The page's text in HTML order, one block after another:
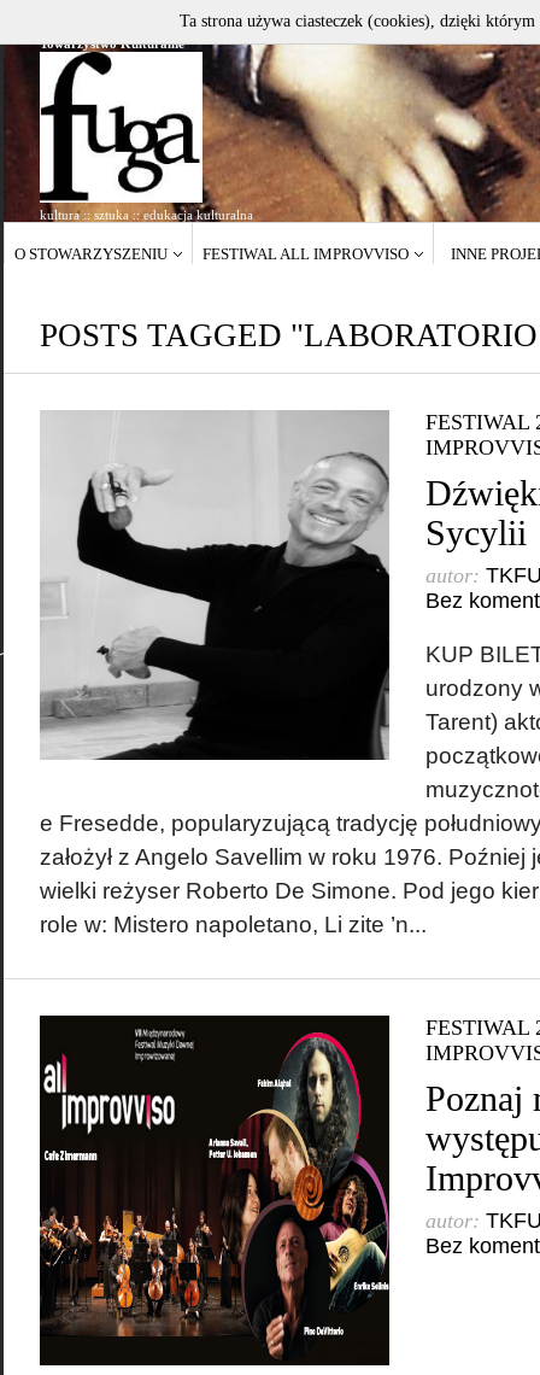
Towarzystwo Kulturalne
kultura :: sztuka :: edukacja kulturalna
O STOWARZYSZENIU FESTIWAL ALL IMPROVVISO INNE
POSTS TAGGED "LABORATORIO
FESTIWAL
Sycylii
autor:
Bez
KUP
urodzony
Tarent)
e Fresedde, popularyzującą tradycję
założył z Angelo Savellim w roku 1976. Poźniej
wielki reżyser Roberto De Simone. Pod jego
role w: Mistero napoletano, Li zite ’n...
FESTIWAL
Poznaj
autor:
Bez
Ta strona używa ciasteczek (cookies), dzięki